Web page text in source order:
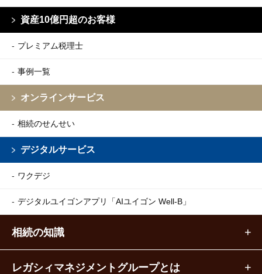
資産10億円超のお客様
プレミアム税理士
事例一覧
オンラインサービス
相続のせんせい
デジタルサービス
ワクデジ
デジタルユイゴンアプリ 「AIユイゴン Well-B」
相続の知識
レガシィマネジメントグループとは